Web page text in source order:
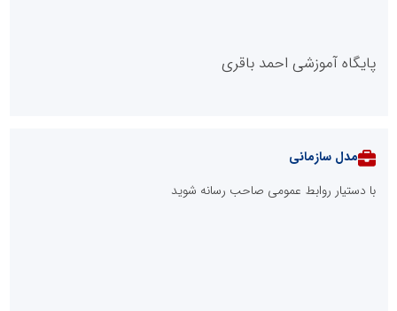
پایگاه آموزشی احمد باقری
مدل سازمانی
با دستیار روابط عمومی صاحب رسانه شوید